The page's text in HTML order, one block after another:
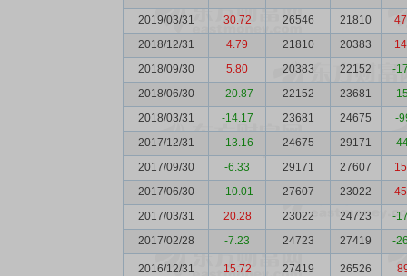
2019/03/31
30.72 26546 21810
2018/12/31
4.79 21810 20383
2018/09/30
5.80 20383 22152
-
2018/06/30
-20.87 22152 23681
-
2018/03/31
-14.17 23681 24675
-
2017/12/31
-13.16 24675 29171
-
2017/09/30
-6.33 29171 27607
2017/06/30
-10.01 27607 23022
2017/03/31
20.28 23022 24723
-
2017/02/28
-7.23 24723 27419 -
2016/12/31 15.72 27419 26526